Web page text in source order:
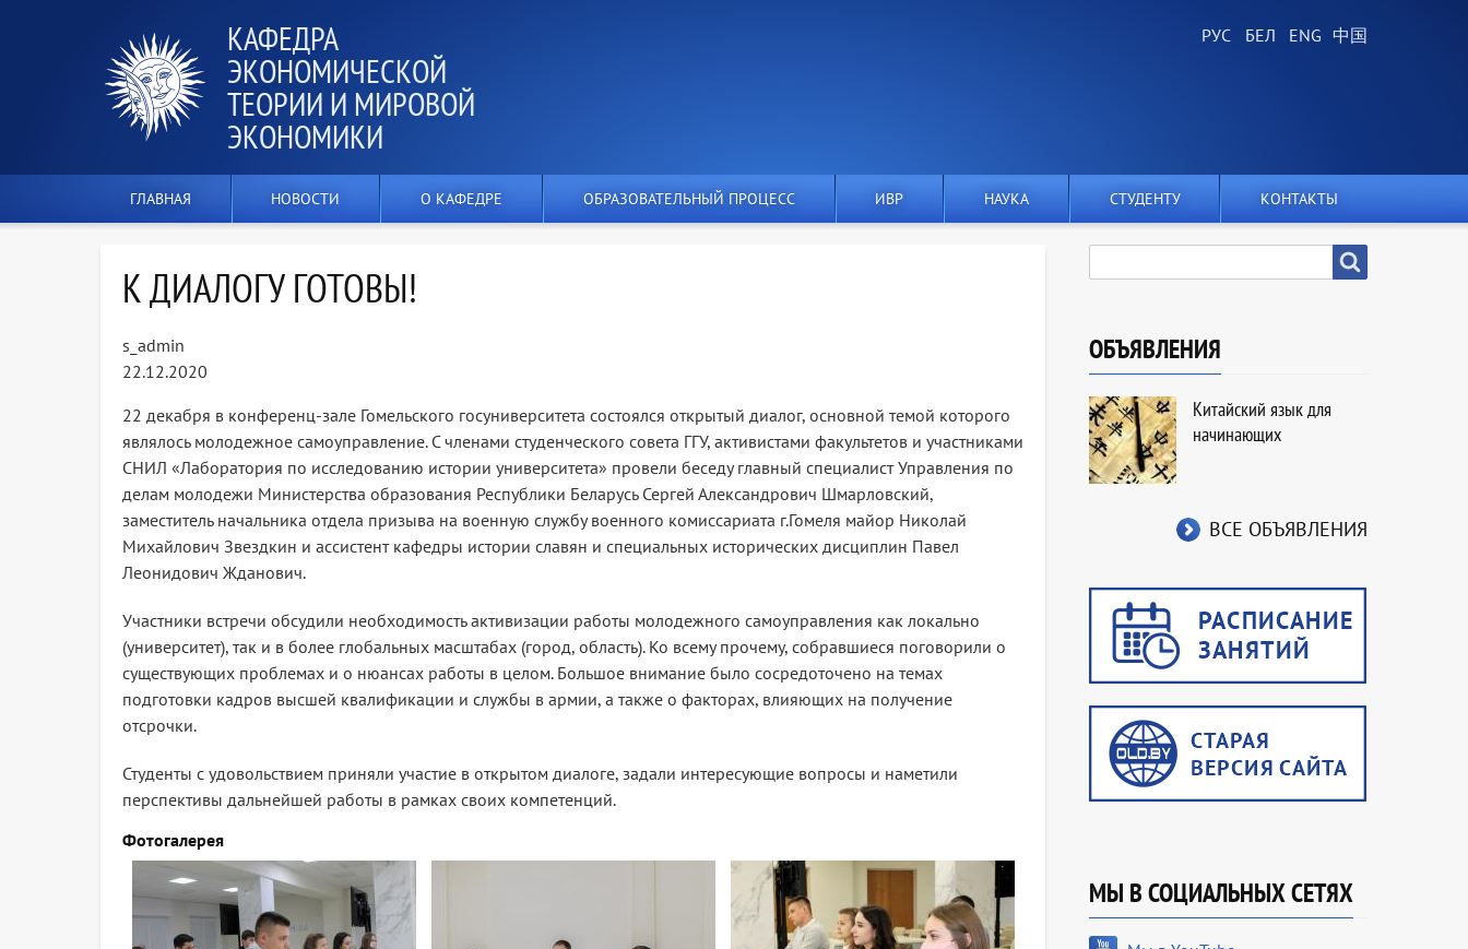
КАФЕДРА
ЭКОНОМИЧЕСКОЙ
ТЕОРИИ И МИРОВОЙ
ЭКОНОМИКИ
ГЛАВНАЯ НОВОСТИ О КАФЕДРЕ ОБРАЗОВАТЕЛЬНЫЙ ПРОЦЕСС ИВР НАУКА СТУДЕНТУ КОНТАКТЫ
К ДИАЛОГУ ГОТОВЫ!
s_admin
22.12.2020
22 декабря в конференц-зале Гомельского госуниверситета состоялся открытый диалог, основной темой которого
являлось молодежное самоуправление. С членами студенческого совета ГГУ, активистами факультетов и участниками
СНИЛ «Лаборатория по исследованию истории университета» провели беседу главный специалист Управления по
делам молодежи Министерства образования Республики Беларусь Сергей Александрович Шмарловский,
заместитель начальника отдела призыва на военную службу военного комиссариата г.Гомеля майор Николай
Михайлович Звездкин и ассистент кафедры истории славян и специальных исторических дисциплин Павел
Леонидович Жданович.
Участники встречи обсудили необходимость активизации работы молодежного самоуправления как локально
(университет), так и в более глобальных масштабах (город, область). Ко всему прочему, собравшиеся поговорили о
существующих проблемах и о нюансах работы в целом. Большое внимание было сосредоточено на темах
подготовки кадров высшей квалификации и службы в армии, а также о факторах, влияющих на получение
отсрочки.
Студенты с удовольствием приняли участие в открытом диалоге, задали интересующие вопросы и наметили
перспективы дальнейшей работы в рамках своих компетенций.
Фотогалерея
ОБЪЯВЛЕНИЯ
Китайский язык для
начинающих
ВСЕ ОБЪЯВЛЕНИЯ
МЫ В СОЦИАЛЬНЫХ СЕТЯХ